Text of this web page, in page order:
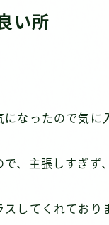
い所
になったので気に
で、主張しすぎず
スしてくれており